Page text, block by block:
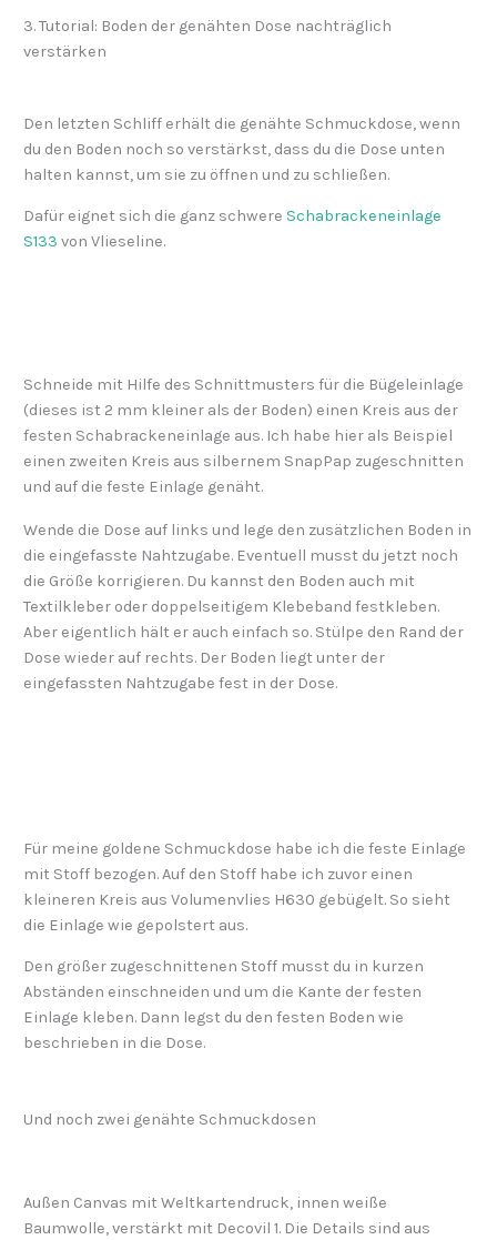
3. Tutorial: Boden der genähten Dose nachträglich
verstärken
Den letzten Schliff erhält die genähte Schmuckdose, wenn
du den Boden noch so verstärkst, dass du die Dose unten
halten kannst, um sie zu öffnen und zu schließen.
Dafür eignet sich die ganz schwere Schabrackeneinlage
S133 von Vlieseline.
Schneide mit Hilfe des Schnittmusters für die Bügeleinlage
(dieses ist 2 mm kleiner als der Boden) einen Kreis aus der
festen Schabrackeneinlage aus. Ich habe hier als Beispiel
einen zweiten Kreis aus silbernem SnapPap zugeschnitten
und auf die feste Einlage genäht.
Wende die Dose auf links und lege den zusätzlichen Boden in
die eingefasste Nahtzugabe. Eventuell musst du jetzt noch
die Größe korrigieren. Du kannst den Boden auch mit
Textilkleber oder doppelseitigem Klebeband festkleben.
Aber eigentlich hält er auch einfach so. Stülpe den Rand der
Dose wieder auf rechts. Der Boden liegt unter der
eingefassten Nahtzugabe fest in der Dose.
Für meine goldene Schmuckdose habe ich die feste Einlage
mit Stoff bezogen. Auf den Stoff habe ich zuvor einen
kleineren Kreis aus Volumenvlies H630 gebügelt. So sieht
die Einlage wie gepolstert aus.
Den größer zugeschnittenen Stoff musst du in kurzen
Abständen einschneiden und um die Kante der festen
Einlage kleben. Dann legst du den festen Boden wie
beschrieben in die Dose.
Und noch zwei genähte Schmuckdosen
Außen Canvas mit Weltkartendruck, innen weiße
Baumwolle, verstärkt mit Decovil 1. Die Details sind aus